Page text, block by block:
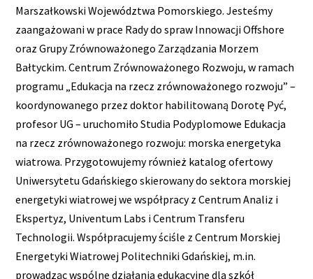
Marszałkowski Województwa Pomorskiego. Jesteśmy
zaangażowani w prace Rady do spraw Innowacji Offshore
oraz Grupy Zrównoważonego Zarządzania Morzem
Bałtyckim. Centrum Zrównoważonego Rozwoju, w ramach
programu „Edukacja na rzecz zrównoważonego rozwoju” –
koordynowanego przez doktor habilitowaną Dorotę Pyć,
profesor UG – uruchomiło Studia Podyplomowe Edukacja
na rzecz zrównoważonego rozwoju: morska energetyka
wiatrowa. Przygotowujemy również katalog ofertowy
Uniwersytetu Gdańskiego skierowany do sektora morskiej
energetyki wiatrowej we współpracy z Centrum Analiz i
Ekspertyz, Univentum Labs i Centrum Transferu
Technologii. Współpracujemy ściśle z Centrum Morskiej
Energetyki Wiatrowej Politechniki Gdańskiej, m.in.
prowadząc wspólne działania edukacyjne dla szkół